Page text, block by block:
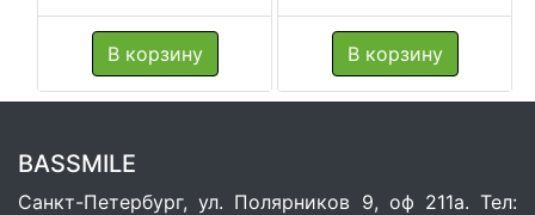
В корзину В корзину
BASSMILE
Санкт-Петербург, ул. Полярников 9, оф 211а. Тел: